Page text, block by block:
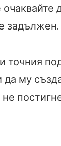
задължен.
точния
да му